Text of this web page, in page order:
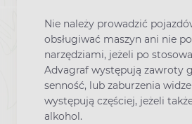
Nie należy prowadzić
obsługiwać maszyn ani nie
narzędziami, jeżeli po
Advagraf występują zawroty
senność, lub zaburzenia
występują częściej, jeżeli
alkohol.